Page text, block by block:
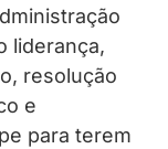
liderança,
resolução
e
para terem